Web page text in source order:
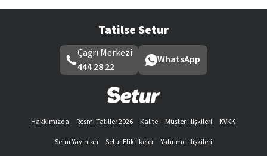
Tatilse Setur
Çağrı Merkezi
444 28 22
WhatsApp
Hakkımızda Resmi Tatiller 2026 Kalite Müşteri İlişkileri
KVKK
Setur Yayınları
Setur Etik İlkeler
Yatırımcı İlişkileri